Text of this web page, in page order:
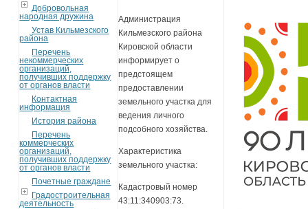
Добровольная
народная дружина
Устав Кильмезского
района
Перечень
некоммерческих
организаций,
получивших поддержку
от органов власти
Контактная
информация
История района
Перечень
коммерческих
организаций,
получивших поддержку
от органов власти
Почетные граждане
Градостроительная
деятельность
Администрация
Кильмезского района
Кировской области
информирует о
предстоящем
предоставлении
земельного участка для
ведения личного
подсобного хозяйства.
Характеристика
земельного участка:
Кадастровый номер
43:11:340903:73.